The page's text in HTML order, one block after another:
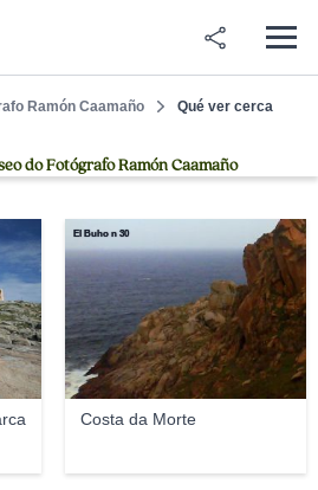
Ramón Caamaño Qué ver cerca
do Fotógrafo Ramón Caamaño
Costa da Morte
El Buho n 30